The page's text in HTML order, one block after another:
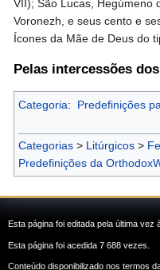
VII); São Lucas, Hegúmeno
Voronezh, e seus cento e
Ícones da Mãe de Deus do
Pelas intercessões
Categoria: Predefinições
Categorias > Litúrgicos >
Predefinições da
Esta página foi editada pela última
Esta página foi acedida 7 688 vezes.
Conteúdo disponibilizado nos termos